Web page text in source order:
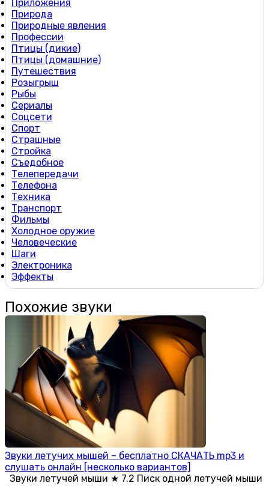
Приложения
Природа
Природные явления
Профессии
Птицы (дикие)
Птицы (домашние)
Путешествия
Розыгрыш
Рыбы
Сериалы
Соцсети
Спорт
Страшные
Стройка
Съедобное
Телепередачи
Телефона
Техника
Транспорт
Фильмы
Холодное оружие
Человеческие
Шаги
Электроника
Эффекты
Похожие звуки
Звуки летучих мышей – бесплатно СКАЧАТЬ mp3 и
слушать онлайн [несколько вариантов]
Звуки летучей мыши ★ 7.2 Писк одной летучей мыши